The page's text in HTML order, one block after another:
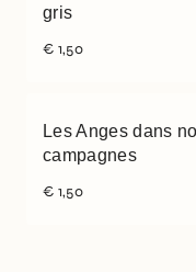
gris
€ 1,50
Les Anges dans
campagnes
€ 1,50